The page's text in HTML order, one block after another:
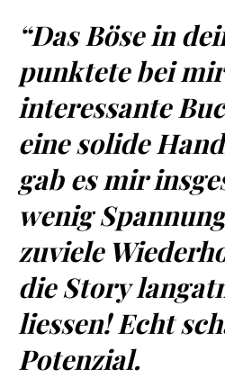
“Das Böse in
punktete bei
interessante
eine solide
gab es mir
wenig
zuviele
die Story
liessen! Echt
Potenzial.